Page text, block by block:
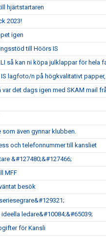
hjärtstartaren
2023!
igen
till Höörs IS
så kan ni köpa julklappar för
lagfoto/n på högkvalitativt
var det dags igen med SKAM mail
som även gynnar klubben.
och telefonnummer till kansliet
&#127480;&#127466;
MFF
besök
ledare&#10084;&#65039;
för Kansli